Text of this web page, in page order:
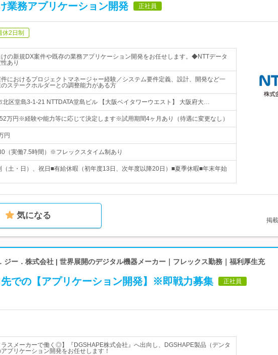
業務アプリケーション開発 正社員
休2日制
の新規DX案件や既存の業務アプリケーション開発をお任せします。◆NTTデータ
あり
におけるプロジェクトマネージャー経験／システム要件定義、設計、開発など一
ステークホルダーとの調整能力がある方
北区堂島3-1-21 NTTDATA堂島ビル 【大阪ベイタワーウエスト】 大阪府大…
万円※経験や能力等に応じて決定します※試用期間4ヶ月あり（待遇に変更なし）
円
（実働7.5時間）※フレックスタイム制あり
土・日）、祝日■有給休暇（初年度13日、次年度以降20日）■夏季休暇■年末年始
気になる
掲
ジー．株式会社 | 世界展開のデジタル機器メーカー｜フレックス勤務｜福利厚生充
先での【アプリケーション開発】※即戦力募集 正社員
ラスメーカーで働く◎】『DGSHAPE株式会社』へ出向し、DGSHAPE製品（デンタ
プリケーション開発をお任せします！